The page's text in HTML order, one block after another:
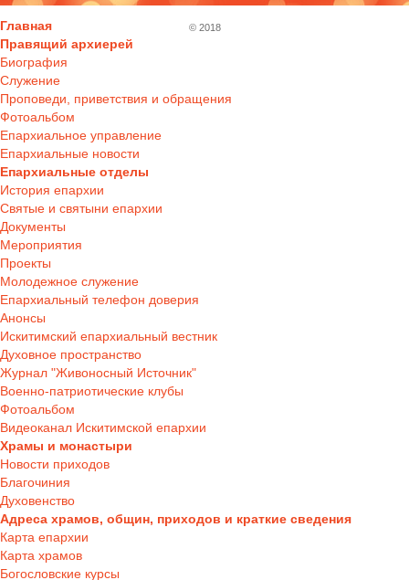
Главная
Правящий архиерей
Биография
Служение
Проповеди, приветствия и обращения
Фотоальбом
Епархиальное управление
Епархиальные новости
Епархиальные отделы
История епархии
Святые и святыни епархии
Документы
Мероприятия
Проекты
Молодежное служение
Епархиальный телефон доверия
Анонсы
Искитимский епархиальный вестник
Духовное пространство
Журнал "Живоносный Источник"
Военно-патриотические клубы
Фотоальбом
Видеоканал Искитимской епархии
Храмы и монастыри
Новости приходов
Благочиния
Духовенство
Адреса храмов, общин, приходов и краткие сведения
Карта епархии
Карта храмов
Богословские курсы
© 2018